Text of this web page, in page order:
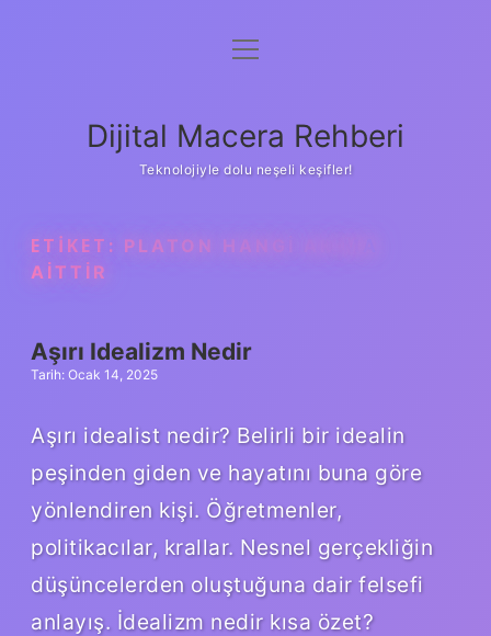
Anasayfa
Yasal Uyarı
menüyü
Dijital Macera Rehberi
Teknolojiyle dolu neşeli keşifler!
ETIKET: PLATON HANGI AKIMA
AITTIR
Aşırı Idealizm Nedir
Tarih: Ocak 14, 2025
Aşırı idealist nedir? Belirli bir idealin
peşinden giden ve hayatını buna göre
yönlendiren kişi. Öğretmenler,
politikacılar, krallar. Nesnel gerçekliğin
düşüncelerden oluştuğuna dair felsefi
anlayış. İdealizm nedir kısa özet?